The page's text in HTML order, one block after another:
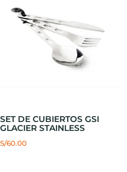
SET DE CUBIERTOS GSI
GLACIER STAINLESS
S/60.00